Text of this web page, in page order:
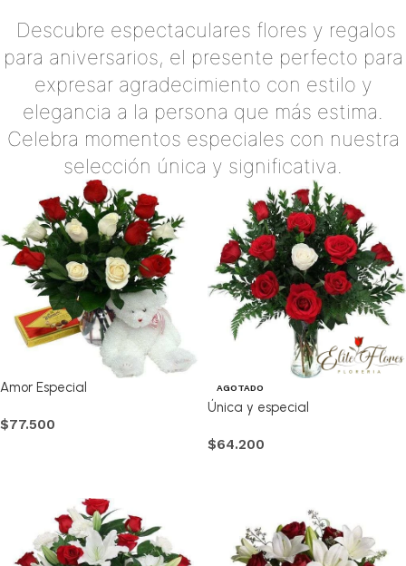
Descubre espectaculares flores y regalos
para aniversarios, el presente perfecto para
expresar agradecimiento con estilo y
elegancia a la persona que más estima.
Celebra momentos especiales con nuestra
selección única y significativa.
Amor Especial
$77.500
AGOTADO
Única y especial
$64.200